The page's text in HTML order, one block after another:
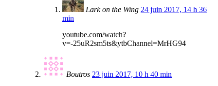
Lark on the Wing 24 juin 2017, 14 h 36
min
youtube.com/watch?
v=-25uR2sm5ts&ytbChannel=MrHG94
Boutros 23 juin 2017, 10 h 40 min